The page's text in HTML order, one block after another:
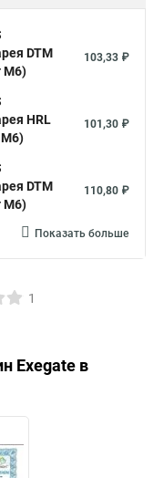
DTM
М6)
103,33 ₽
HRL
М6)
101,30 ₽
DTM
М6)
110,80 ₽
Показать больше
1
Exegate в